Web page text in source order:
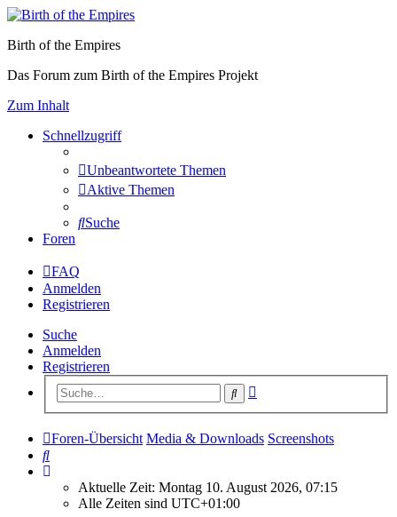
Birth of the Empires
Das Forum zum Birth of the Empires Projekt
Zum Inhalt
Schnellzugriff
Unbeantwortete Themen
Aktive Themen
Suche
Foren
FAQ
Anmelden
Registrieren
Suche
Anmelden
Registrieren
Suche
Foren-Übersicht Media & Downloads Screenshots
Suche
Aktuelle Zeit: Montag 10. August 2026, 07:15
Alle Zeiten sind UTC+01:00